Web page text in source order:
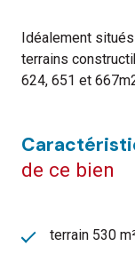
Idéalement
terrains
624, 651 et
de ce bien
terrain 530